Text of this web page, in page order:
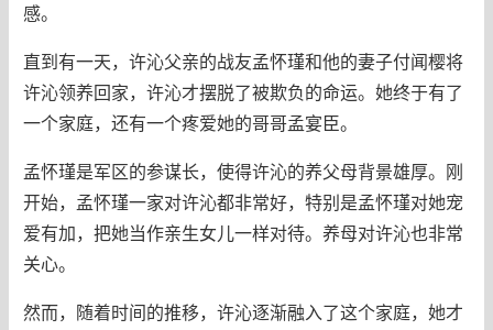
感。
直到有一天，许沁父亲的战友孟怀瑾和他的妻子付闻樱将
许沁领养回家，许沁才摆脱了被欺负的命运。她终于有了
一个家庭，还有一个疼爱她的哥哥孟宴臣。
孟怀瑾是军区的参谋长，使得许沁的养父母背景雄厚。刚
开始，孟怀瑾一家对许沁都非常好，特别是孟怀瑾对她宠
爱有加，把她当作亲生女儿一样对待。养母对许沁也非常
关心。
然而，随着时间的推移，许沁逐渐融入了这个家庭，她才